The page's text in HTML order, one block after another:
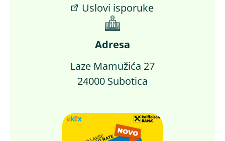
Uslovi isporuke
Adresa
Laze Mamužića 27
24000 Subotica